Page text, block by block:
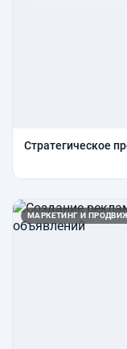
Стратегическое
МАРКЕТИНГ И